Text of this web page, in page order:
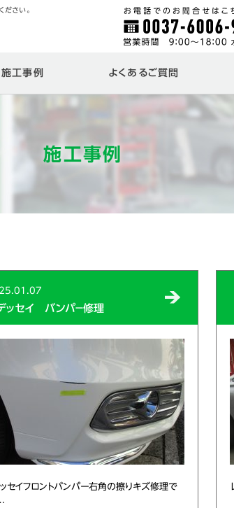
ださい。
施工事例 よくあるご質問
施工事例
ッセイ バンパ－修理
セイフロントバンパー右角の擦りキズ修理で